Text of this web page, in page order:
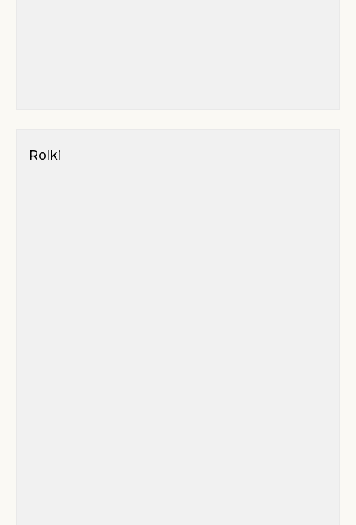
Rolki